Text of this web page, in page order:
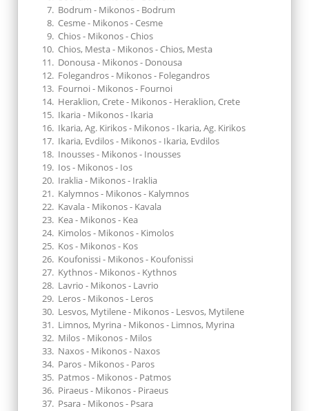
Bodrum - Mikonos - Bodrum
Cesme - Mikonos - Cesme
Chios - Mikonos - Chios
Chios, Mesta - Mikonos - Chios, Mesta
Donousa - Mikonos - Donousa
Folegandros - Mikonos - Folegandros
Fournoi - Mikonos - Fournoi
Heraklion, Crete - Mikonos - Heraklion, Crete
Ikaria - Mikonos - Ikaria
Ikaria, Ag. Kirikos - Mikonos - Ikaria, Ag. Kirikos
Ikaria, Evdilos - Mikonos - Ikaria, Evdilos
Inousses - Mikonos - Inousses
Ios - Mikonos - Ios
Iraklia - Mikonos - Iraklia
Kalymnos - Mikonos - Kalymnos
Kavala - Mikonos - Kavala
Kea - Mikonos - Kea
Kimolos - Mikonos - Kimolos
Kos - Mikonos - Kos
Koufonissi - Mikonos - Koufonissi
Kythnos - Mikonos - Kythnos
Lavrio - Mikonos - Lavrio
Leros - Mikonos - Leros
Lesvos, Mytilene - Mikonos - Lesvos, Mytilene
Limnos, Myrina - Mikonos - Limnos, Myrina
Milos - Mikonos - Milos
Naxos - Mikonos - Naxos
Paros - Mikonos - Paros
Patmos - Mikonos - Patmos
Piraeus - Mikonos - Piraeus
Psara - Mikonos - Psara